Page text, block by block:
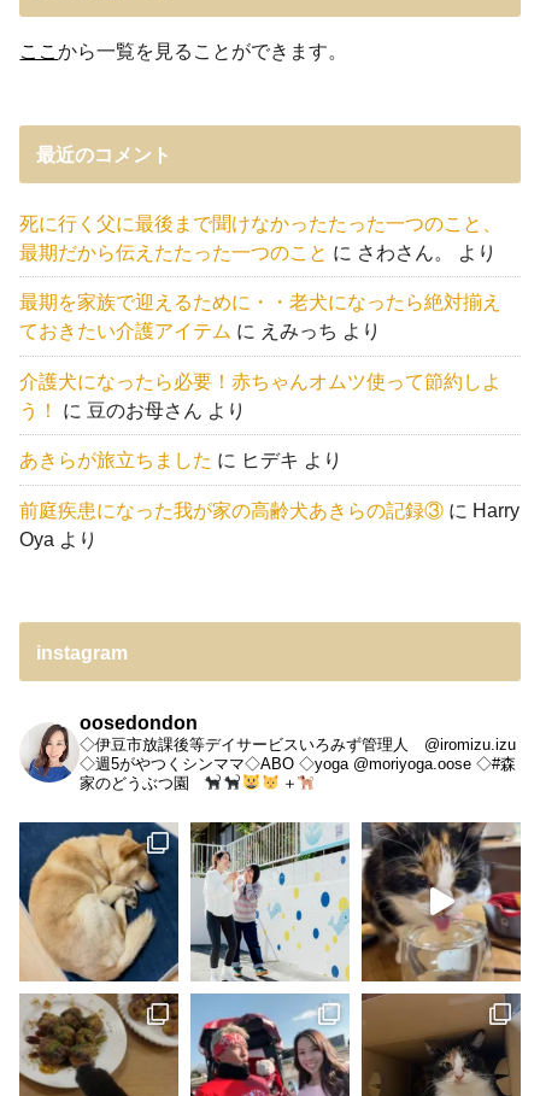
ここから一覧を見ることができます。
最近のコメント
死に行く父に最後まで聞けなかったたった一つのこと、
最期だから伝えたたった一つのこと に さわさん。 より
最期を家族で迎えるために・・老犬になったら絶対揃え
ておきたい介護アイテム に えみっち より
介護犬になったら必要！赤ちゃんオムツ使って節約しよ
う！
に 豆のお母さん より
あきらが旅立ちました に ヒデキ より
前庭疾患になった我が家の高齢犬あきらの記録③ に Harry
Oya より
instagram
oosedondon
◇伊豆市放課後等デイサービスいろみず管理人 @iromizu.izu
◇週5がやつくシンママ◇ABO ◇yoga @moriyoga.oose ◇#森
家のどうぶつ園
＋